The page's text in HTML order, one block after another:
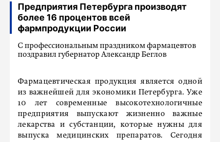
Предприятия Петербурга производят
более 16 процентов всей
фармпродукции России
С профессиональным праздником фармацевтов
поздравил губернатор Александр Беглов
Фармацевтическая продукция является одной
из важнейшей для экономики Петербурга. Уже
10 лет современные высокотехнологичные
предприятия выпускают жизненно важные
лекарства и субстанции, которые нужны для
выпуска медицинских препаратов. Сегодня